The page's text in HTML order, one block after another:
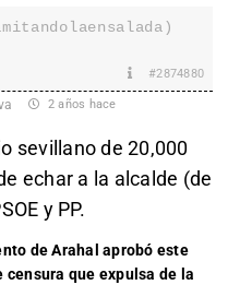
#2874880
2 años hace
sevillano de 20,000
echar a la alcalde (de
y PP.
de Arahal aprobó este
que expulsa de la